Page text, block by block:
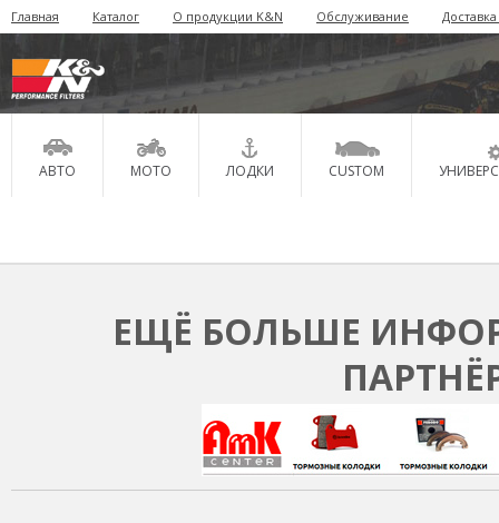
Главная Каталог О продукции K&N Обслуживание
АВТО МОТО ЛОДКИ CUSTOM
ЕЩЁ БОЛЬШЕ